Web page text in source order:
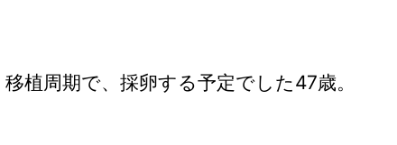
植周期で、採卵する予定でした47歳。